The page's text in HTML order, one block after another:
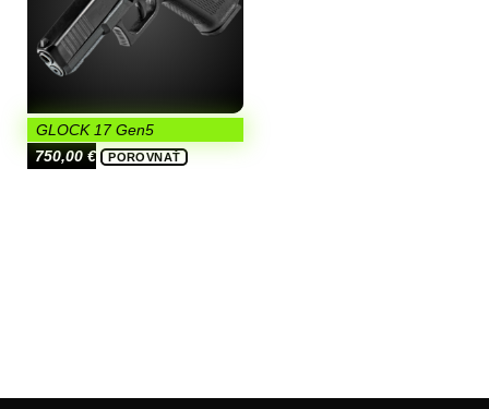
GLOCK 17 Gen5
750,00€ POROVNAŤ